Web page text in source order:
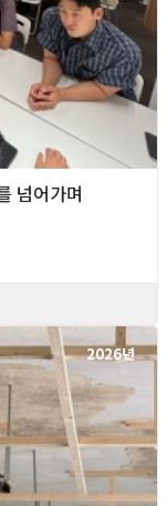
넘어가며
2026년